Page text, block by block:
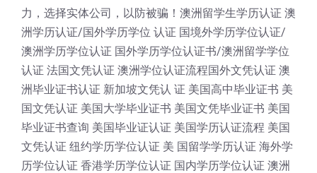
力，选择实体公司，以防被骗！澳洲留学生学历认证 澳
洲学历认证/国外学历学位 认证 国境外学历学位认证/
澳洲学历学位认证 国外学历学位认证书/澳洲留学学位
认证 法国文凭认证 澳洲学位认证流程国外文凭认证 澳
洲毕业证书认证 新加坡文凭认 证 美国高中毕业证书 美
国文凭认证 美国大学毕业证书 美国文凭毕业证书 美国
毕业证书查询 美国毕业证认证 美国学历认证流程 美国
文凭认证 纽约学历学位认证 美 国留学学历认证 海外学
历学位认证 香港学历学位认证 国内学历学位认证 澳洲